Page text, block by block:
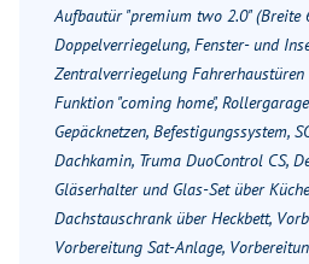
Aufbautür "premium two 2.0" (Breite
Doppelverriegelung, Fenster- und
Zentralverriegelung
Funktion "coming home",
Gepäcknetzen, Befestigungssystem,
Dachkamin, Truma DuoControl CS,
Gläserhalter und Glas-Set über
Dachstauschrank über Heckbett,
Vorbereitung Sat-Anlage,